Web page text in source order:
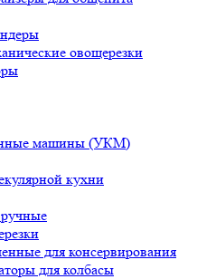
овощерезки
машины (УКМ)
кухни
для консервирования
для колбасы